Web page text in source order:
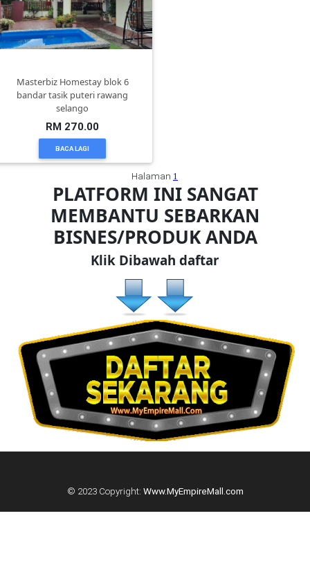
bandar tasik puteri rawang
selango
RM 270.00
BACA LAGI
Halaman 1
PLATFORM INI SANGAT
MEMBANTU SEBARKAN
BISNES/PRODUK ANDA
Klik Dibawah daftar
SABAH(0)
SARAWAK(2)
JOHOR(8)
MELAKA(53)
PENANG(2)
PERLIS(6)
PUTRAJAYA(9)
LABUAN(2)
INDONESIA(1)© 2023 Copyright: Www.MyEmpireMall.com